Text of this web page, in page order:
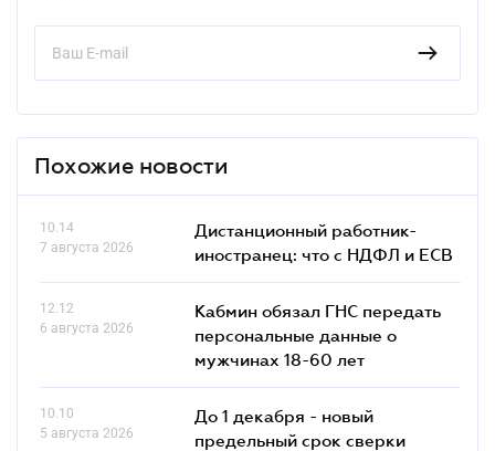
Похожие новости
10.14
7 августа 2026
Дистанционный работник-
иностранец: что с НДФЛ и ЕСВ
12.12
6 августа 2026
Кабмин обязал ГНС передать
персональные данные о
мужчинах 18-60 лет
10.10
5 августа 2026
До 1 декабря - новый
предельный срок сверки